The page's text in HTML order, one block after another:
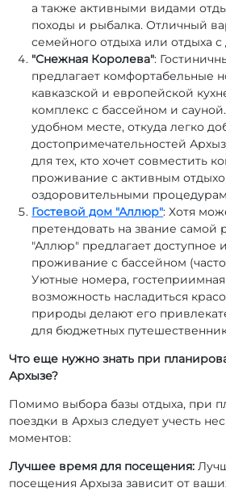
а также активными видами
походы и рыбалка. Отличный
семейного отдыха или отдыха с
"Снежная Королева":
предлагает комфортабельные
кавказской и европейской
комплекс с бассейном и
удобном месте, откуда легко
достопримечательностей
для тех, кто хочет совместить
проживание с активным
оздоровительными
Гостевой дом "Аллюр": Хотя
претендовать на звание самой
"Аллюр" предлагает доступное
проживание с бассейном
Уютные номера,
возможность насладиться
природы делают его
для бюджетных
Что еще нужно знать при
Архызе?
Помимо выбора базы отдыха, при
поездки в Архыз следует учесть
моментов:
Лучшее время для посещения:
посещения Архыза зависит от